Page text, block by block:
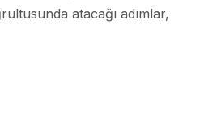
atacağı adımlar,